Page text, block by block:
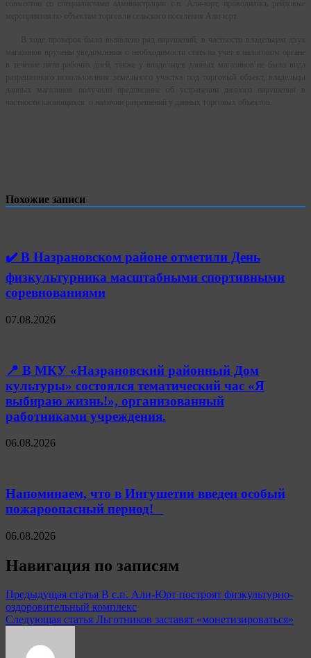
Похожие записи
✔️ В Назрановском районе отметили День
физкультурника масштабными спортивными
соревнованиями
07.08.2026
📍 В МКУ «Назрановский районный Дом
культуры» состоялся тематический час «Я
выбираю жизнь!», организованный
работниками учреждения.
06.08.2026
Напоминаем, что в Ингушетии введен особый
пожароопасный период!⁣⁣⠀
06.08.2026
Навигация по записям
Предыдущая статья В с.п. Али-Юрт построят физкультурно-
оздоровительный комплекс
Следующая статья Льготников заставят «монетизироваться»